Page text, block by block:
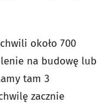
około 700
na budowę lub
tam 3
zacznie